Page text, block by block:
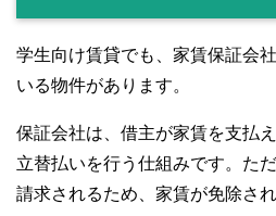
学生向け賃貸でも、家賃保証会
いる物件があります。
保証会社は、借主が家賃を支払
立替払いを行う仕組みです。た
請求されるため、家賃が免除さ